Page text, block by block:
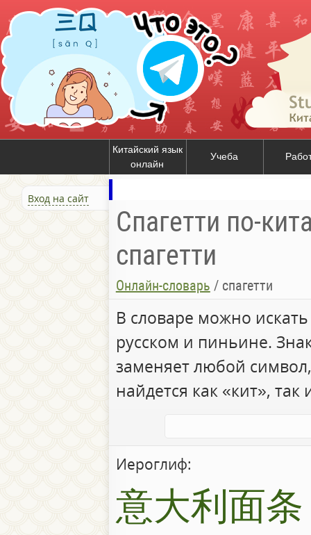
Китайский язык
онлайн
Учеба
Вход на сайт
Спагетти по-
спагетти
Онлайн-словарь / спагетти
В словаре можно
русском и пиньине.
заменяет любой
найдется как «кит», так
Иероглиф:
意大利面条